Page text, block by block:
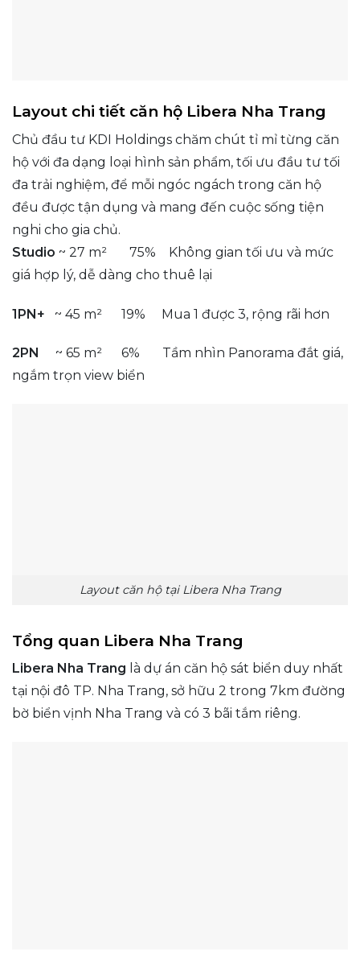
Layout chi tiết căn hộ Libera Nha Trang
Chủ đầu tư KDI Holdings chăm chút tỉ mỉ từng căn
hộ với đa dạng loại hình sản phẩm, tối ưu đầu tư tối
đa trải nghiệm, để mỗi ngóc ngách trong căn hộ
đều được tận dụng và mang đến cuộc sống tiện
nghi cho gia chủ.
Studio ~ 27 m² 75% Không gian tối ưu và mức
giá hợp lý, dễ dàng cho thuê lại
1PN+ ~ 45 m² 19% Mua 1 được 3, rộng rãi hơn
2PN
~ 65 m² 6% Tầm nhìn Panorama đắt giá,
ngắm trọn view biển
Layout căn hộ tại Libera Nha Trang
Tổng quan Libera Nha Trang
Libera Nha Trang là dự án căn hộ sát biển duy nhất
tại nội đô TP. Nha Trang, sở hữu 2 trong 7km đường
bờ biển vịnh Nha Trang và có 3 bãi tắm riêng.